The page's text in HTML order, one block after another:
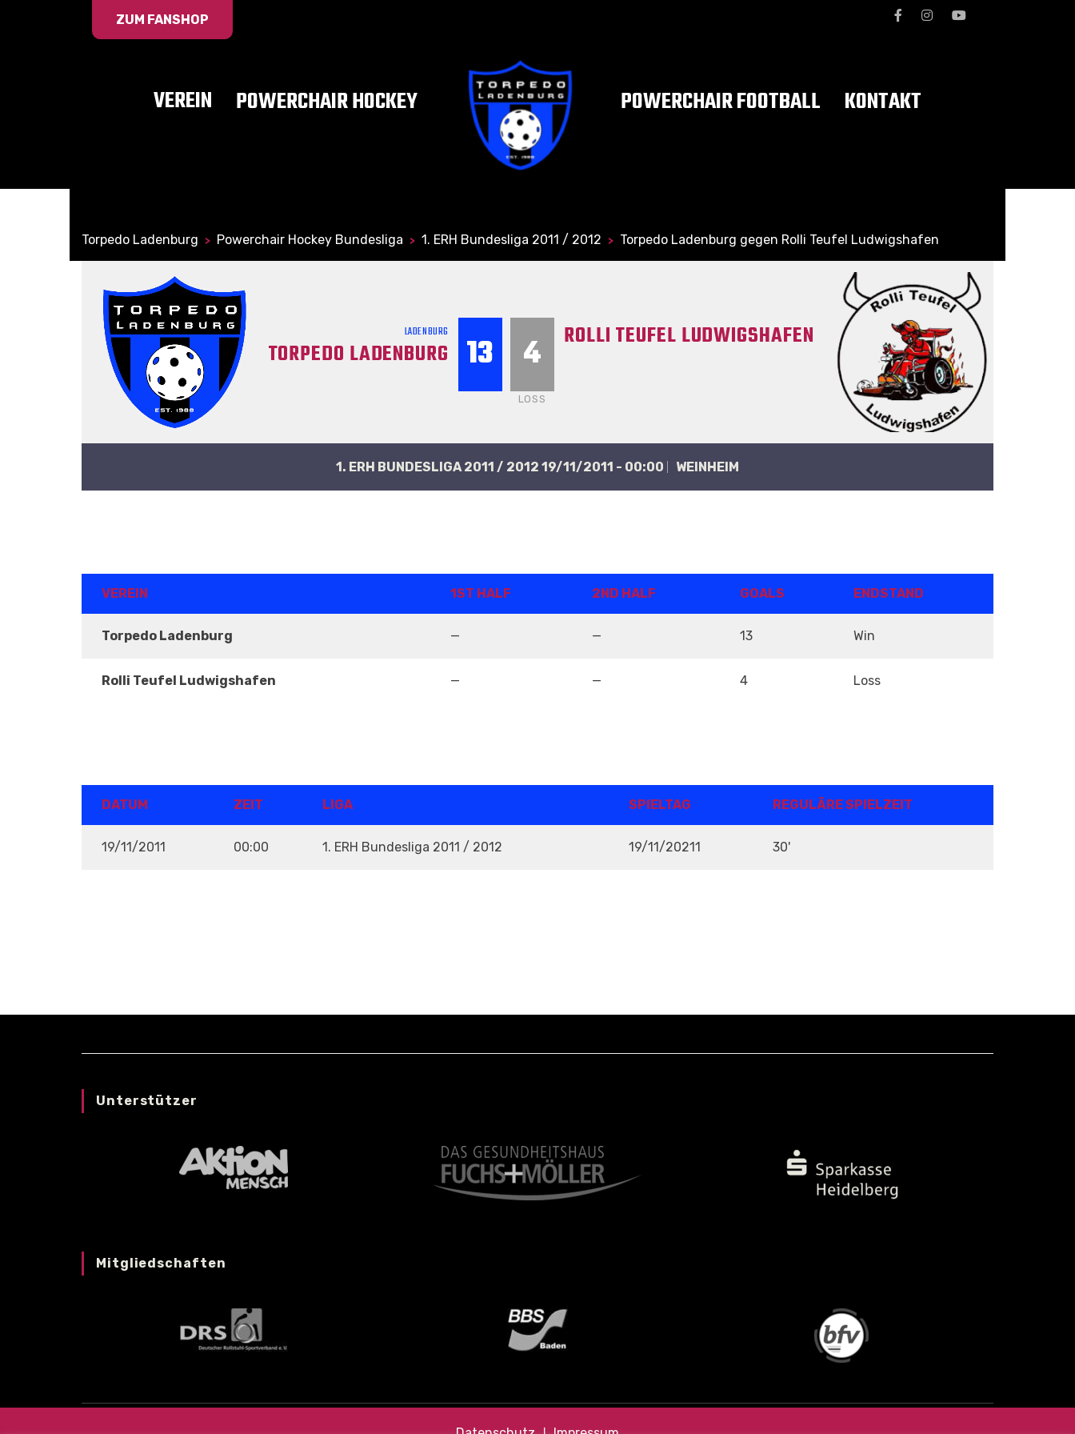
ZUM FANSHOP
VEREIN POWERCHAIR HOCKEY POWERCHAIR FOOTBALL KONTAKT
Torpedo Ladenburg > Powerchair Hockey Bundesliga > 1. ERH Bundesliga 2011 / 2012 > Torpedo Ladenburg gegen Rolli Teufel Ludwigshafen
LADENBURG
TORPEDO LADENBURG 13 4
LOSS
ROLLI TEUFEL LUDWIGSHAFEN
1. ERH BUNDESLIGA 2011 / 2012 19/11/2011 - 00:00 WEINHEIM
VEREIN 1ST HALF 2ND HALF GOALS ENDSTAND
Torpedo Ladenburg — — 13 Win
Rolli Teufel Ludwigshafen — — 4 Loss
DATUM ZEIT LIGA SPIELTAG REGULÄRE SPIELZEIT
19/11/2011 00:00 1. ERH Bundesliga 2011 / 2012 19/11/20211 30'
Unterstützer
Mitgliedschaften